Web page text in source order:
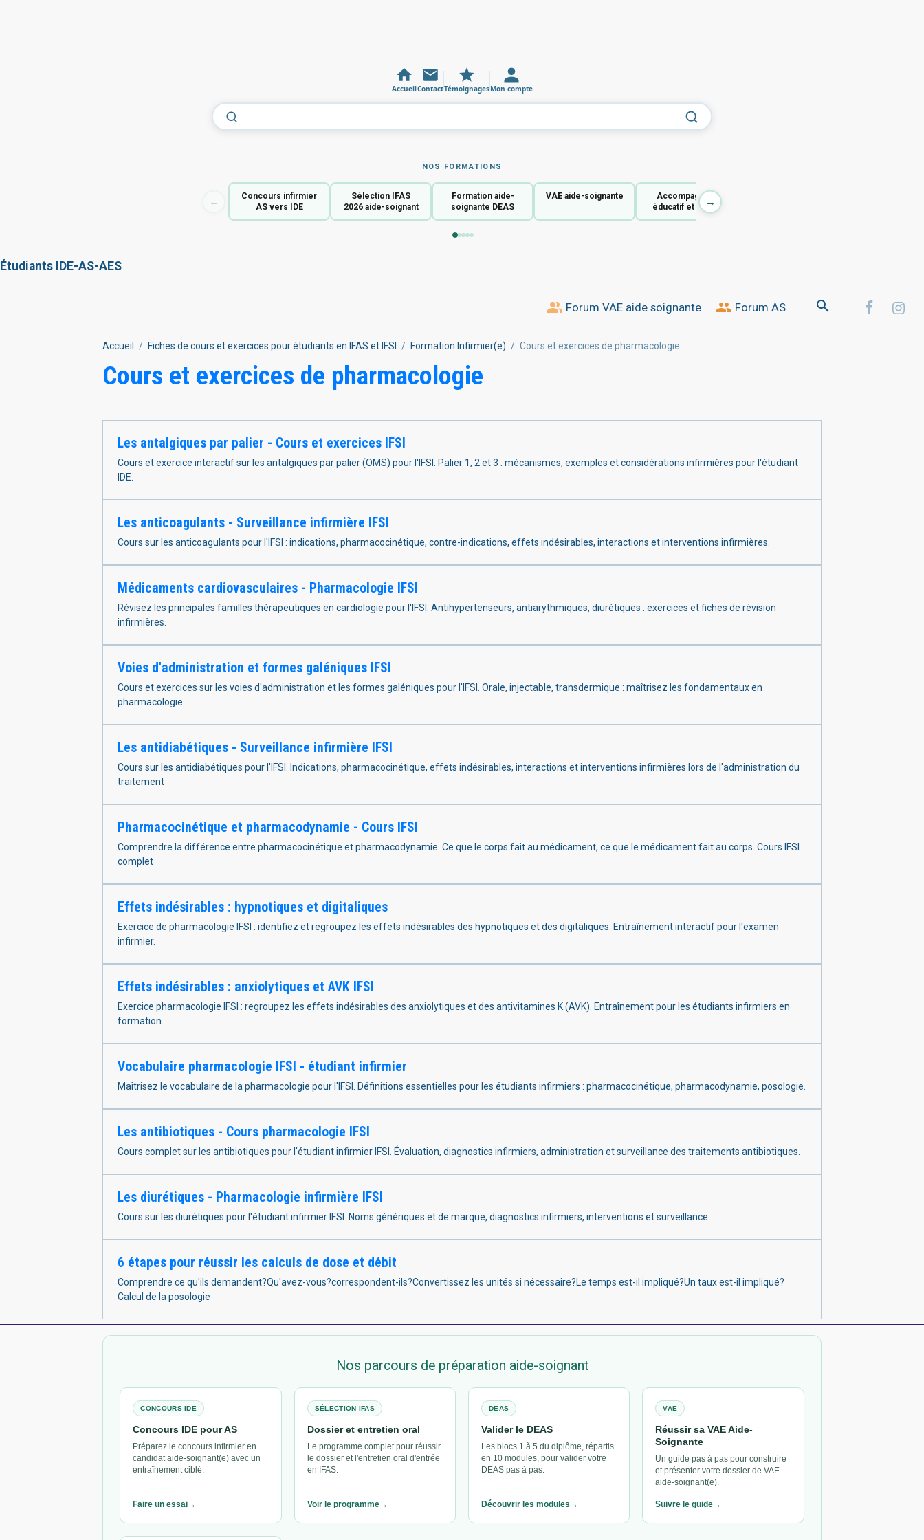
AccueilContactTémoignagesMon compte
NOS FORMATIONS
←
Concours infirmier
AS vers IDE
Sélection IFAS
2026 aide-soignant
Formation aide-
soignante DEAS
VAE aide-soignante
Accompagnant
éducatif et social
→
Étudiants IDE-AS-AES
Forum VAE aide soignante Forum AS
Accueil Fiches de cours et exercices pour étudiants en IFAS et IFSI Formation Infirmier(e) Cours et exercices de pharmacologie
Cours et exercices de pharmacologie
Les antalgiques par palier - Cours et exercices IFSI
Cours et exercice interactif sur les antalgiques par palier (OMS) pour l'IFSI. Palier 1, 2 et 3 : mécanismes, exemples et considérations infirmières pour l'étudiant
IDE.
Les anticoagulants - Surveillance infirmière IFSI
Cours sur les anticoagulants pour l'IFSI : indications, pharmacocinétique, contre-indications, effets indésirables, interactions et interventions infirmières.
Médicaments cardiovasculaires - Pharmacologie IFSI
Révisez les principales familles thérapeutiques en cardiologie pour l'IFSI. Antihypertenseurs, antiarythmiques, diurétiques : exercices et fiches de révision
infirmières.
Voies d'administration et formes galéniques IFSI
Cours et exercices sur les voies d'administration et les formes galéniques pour l'IFSI. Orale, injectable, transdermique : maîtrisez les fondamentaux en
pharmacologie.
Les antidiabétiques - Surveillance infirmière IFSI
Cours sur les antidiabétiques pour l'IFSI. Indications, pharmacocinétique, effets indésirables, interactions et interventions infirmières lors de l'administration du
traitement
Pharmacocinétique et pharmacodynamie - Cours IFSI
Comprendre la différence entre pharmacocinétique et pharmacodynamie. Ce que le corps fait au médicament, ce que le médicament fait au corps. Cours IFSI
complet
Effets indésirables : hypnotiques et digitaliques
Exercice de pharmacologie IFSI : identifiez et regroupez les effets indésirables des hypnotiques et des digitaliques. Entraînement interactif pour l'examen
infirmier.
Effets indésirables : anxiolytiques et AVK IFSI
Exercice pharmacologie IFSI : regroupez les effets indésirables des anxiolytiques et des antivitamines K (AVK). Entraînement pour les étudiants infirmiers en
formation.
Vocabulaire pharmacologie IFSI - étudiant infirmier
Maîtrisez le vocabulaire de la pharmacologie pour l'IFSI. Définitions essentielles pour les étudiants infirmiers : pharmacocinétique, pharmacodynamie, posologie.
Les antibiotiques - Cours pharmacologie IFSI
Cours complet sur les antibiotiques pour l'étudiant infirmier IFSI. Évaluation, diagnostics infirmiers, administration et surveillance des traitements antibiotiques.
Les diurétiques - Pharmacologie infirmière IFSI
Cours sur les diurétiques pour l'étudiant infirmier IFSI. Noms génériques et de marque, diagnostics infirmiers, interventions et surveillance.
6 étapes pour réussir les calculs de dose et débit
Comprendre ce qu'ils demandent?Qu'avez-vous?correspondent-ils?Convertissez les unités si nécessaire?Le temps est-il impliqué?Un taux est-il impliqué?
Calcul de la posologie
Nos parcours de préparation aide-soignant
CONCOURS IDE
Concours IDE pour AS
Préparez le concours infirmier en
candidat aide-soignant(e) avec un
entraînement ciblé.
Faire un essai
SÉLECTION IFAS
Dossier et entretien oral
Le programme complet pour réussir
le dossier et l'entretien oral d'entrée
en IFAS.
Voir le programme
DEAS
Valider le DEAS
Les blocs 1 à 5 du diplôme, répartis
en 10 modules, pour valider votre
DEAS pas à pas.
Découvrir les modules
VAE
Réussir sa VAE Aide-
Soignante
Un guide pas à pas pour construire
et présenter votre dossier de VAE
aide-soignant(e).
Suivre le guide